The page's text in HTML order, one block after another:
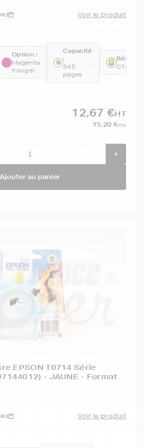
Voir le produit
Option :
Magenta
(rouge)
Capacité
:
345
pages
12,67 €HT
15,20 €TTC
+
Ajouter au panier
EPSON T0714 Série
- JAUNE - Format
Voir le produit